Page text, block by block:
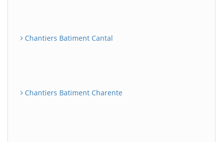
Chantiers Batiment Cantal
Chantiers Batiment Charente